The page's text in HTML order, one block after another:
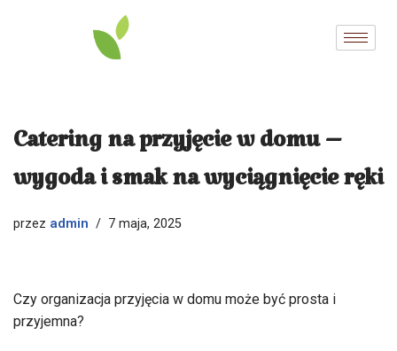
Catering na przyjęcie w domu –
wygoda i smak na wyciągnięcie ręki
przez admin 7 maja, 2025
Czy organizacja przyjęcia w domu może być prosta i
przyjemna?